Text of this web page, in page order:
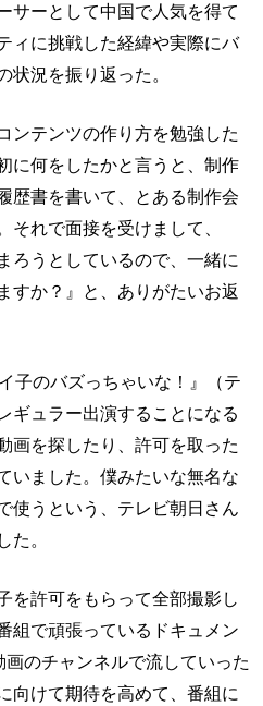
サーとして中国で人気を得て
ィに挑戦した経緯や実際にバ
状況を振り返った。
ンテンツの作り方を勉強した
に何をしたかと言うと、制作
歴書を書いて、とある制作会
それで面接を受けまして、
ろうとしているので、一緒に
すか？』と、ありがたいお返
子のバズっちゃいな！』（テ
ギュラー出演することになる
画を探したり、許可を取った
いました。僕みたいな無名な
使うという、テレビ朝日さん
た。
を許可をもらって全部撮影し
組で頑張っているドキュメン
のチャンネルで流していった
向けて期待を高めて、番組に